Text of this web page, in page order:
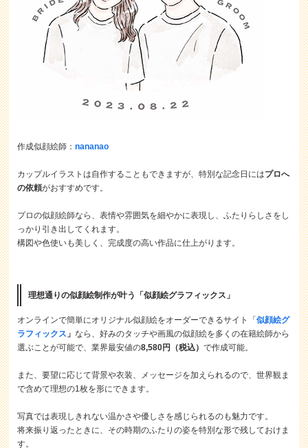
作成似顔絵師：nananao
カップルイラストは自作することもできますが、特別な記念日にはプロへ
の依頼がおすすめです。
プロの似顔絵師なら、表情や雰囲気を細やかに表現し、ふたりらしさをし
っかり引き出してくれます。
構図や色使いも美しく、完成度の高い作品に仕上がります。
理想通りの似顔絵制作が叶う「似顔絵グラフィックス」
オンラインで簡単にオリジナル似顔絵をオーダーできるサイト「似顔絵グ
ラフィックス 」なら、好みのタッチや画風の似顔絵を多くの在籍絵師から
選ぶことが可能で、業界最安値の8,580円（税込）で作成可能。
また、要望に応じて背景や衣装、メッセージを加えられるので、世界観ま
で含めて理想の1枚を形にできます。
写真では表現しきれない温かさや優しさを感じられるのも魅力です。
将来振り返ったときに、その時期のふたりの姿を特別な形で残しておけま
す。